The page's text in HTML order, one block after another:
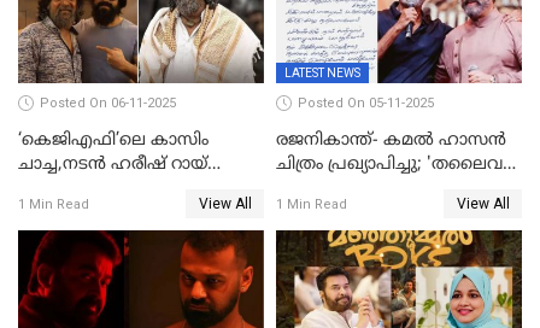
Posted On 06-11-2025
‘കെജിഎഫി’ലെ കാസിം
ചാച്ച,നടൻ ഹരീഷ് റായ്
1 Min Read View All
LATEST NEWS
Posted On 05-11-2025
രജനികാന്ത്- കമൽ ഹാസൻ
ചിത്രം പ്രഖ്യാപിച്ചു; 'തലൈവർ
1 Min Read View All